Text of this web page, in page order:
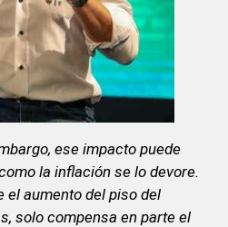
ese impacto puede
la inflación se lo devore.
el aumento del piso del
solo compensa en parte el